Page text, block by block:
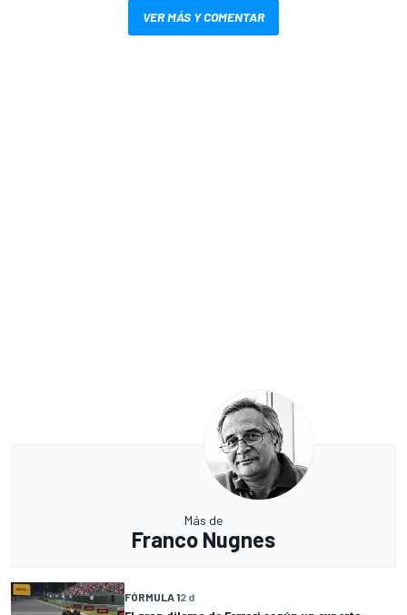
VER MÁS Y COMENTAR
Más de
Franco Nugnes
FÓRMULA 12 d